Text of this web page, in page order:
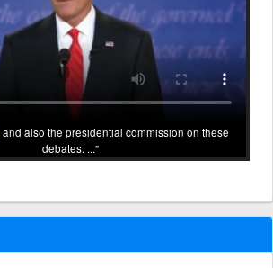
and also the presidential commission on these
debates. ...